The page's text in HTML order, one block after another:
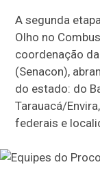
A segunda
Olho no
coordenação
(Senacon),
do estado: do
Tarauacá/
federais e